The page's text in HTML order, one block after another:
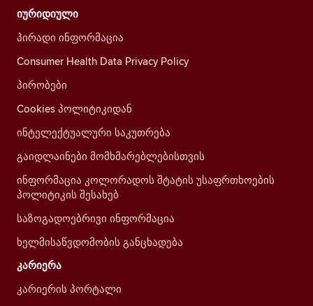
იურიდიული
პირადი ინფორმაცია
Consumer Health Data Privacy Policy
პირობები
Cookies პოლიტიკიდან
ინტელექტუალური საკუთრება
გაიდლაინები მომხმარებლებისთვის
ინფორმაცია კოლორადოს შტატის უსაფრთხოების
პოლიტიკის შესახებ
საზოგადოებრივი ინფორმაცია
ხელმისაწვდომობის განცხადება
კარიერა
კარიერის პორტალი